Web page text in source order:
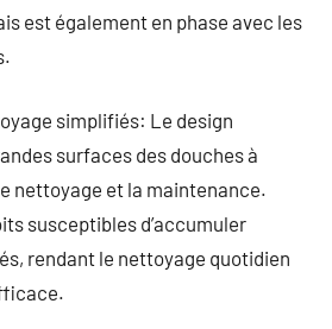
est également en phase avec les
simplifiés: Le design
surfaces des douches à
nettoyage et la maintenance.
susceptibles d’accumuler
rendant le nettoyage quotidien